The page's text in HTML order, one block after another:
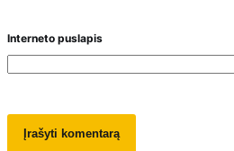
Interneto puslapis